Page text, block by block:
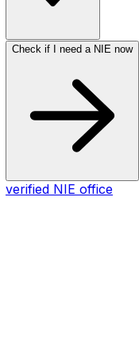
Check if I need a NIE now
verified NIE office